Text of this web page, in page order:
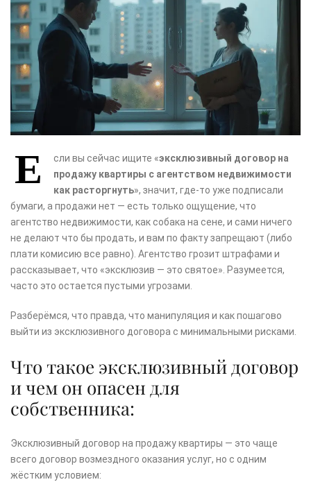
Е сли вы сейчас ищите «эксклюзивный договор на
продажу квартиры с агентством недвижимости
как расторгнуть», значит, где-то уже подписали
бумаги, а продажи нет — есть только ощущение, что
агентство недвижимости, как собака на сене, и сами ничего
не делают что бы продать, и вам по факту запрещают (либо
плати комисию все равно). Агентство грозит штрафами и
рассказывает, что «эксклюзив — это святое». Разумеется,
часто это остается пустыми угрозами.
Разберёмся, что правда, что манипуляция и как пошагово
выйти из эксклюзивного договора с минимальными рисками.
Что такое эксклюзивный договор
и чем он опасен для
собственника:
Эксклюзивный договор на продажу квартиры — это чаще
всего договор возмездного оказания услуг, но с одним
жёстким условием: